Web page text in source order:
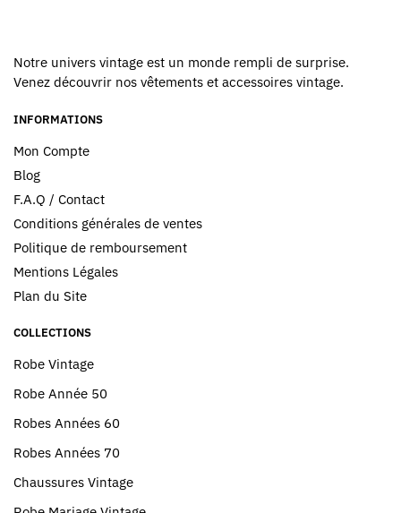
Notre univers vintage est un monde rempli de surprise.
Venez découvrir nos vêtements et accessoires vintage.
INFORMATIONS
Mon Compte
Blog
F.A.Q / Contact
Conditions générales de ventes
Politique de remboursement
Mentions Légales
Plan du Site
COLLECTIONS
Robe Vintage
Robe Année 50
Robes Années 60
Robes Années 70
Chaussures Vintage